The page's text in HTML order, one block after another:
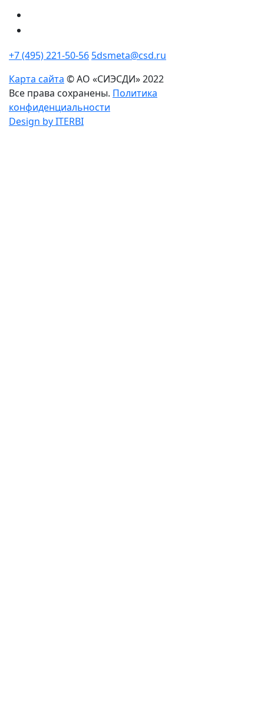
+7 (495) 221-50-56 5dsmeta@csd.ru
Карта сайта © АО «СИЭСДИ» 2022
Все права сохранены. Политика
конфиденциальности
Design by ITERBI